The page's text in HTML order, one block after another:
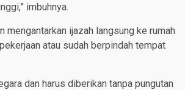
imbuhnya.
mengantarkan ijazah langsung ke rumah
atau sudah berpindah tempat
dan harus diberikan tanpa pungutan